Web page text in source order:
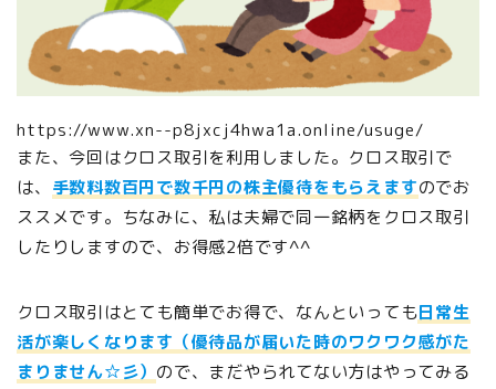
https://www.xn--p8jxcj4hwa1a.online/usuge/
また、今回はクロス取引を利用しました。クロス取引で
は、 手数料数百円で数千円の株主優待をもらえますのでお
ススメです。ちなみに、私は夫婦で同一銘柄をクロス取引
したりしますので、お得感2倍です^^
クロス取引はとても簡単でお得で、なんといっても日常生
活が楽しくなります（優待品が届いた時のワクワク感がた
まりません☆彡） ので、まだやられてない方はやってみる